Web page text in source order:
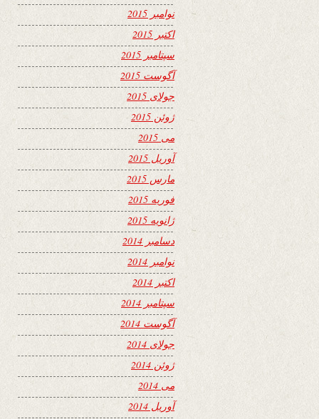
نوامبر 2015
اکتبر 2015
سپتامبر 2015
آگوست 2015
جولای 2015
ژوئن 2015
می 2015
آوریل 2015
مارس 2015
فوریه 2015
ژانویه 2015
دسامبر 2014
نوامبر 2014
اکتبر 2014
سپتامبر 2014
آگوست 2014
جولای 2014
ژوئن 2014
می 2014
آوریل 2014